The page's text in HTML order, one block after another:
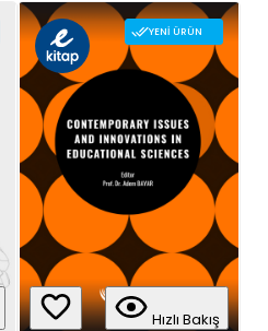
YENI ÜRÜN
Hızlı Bakış